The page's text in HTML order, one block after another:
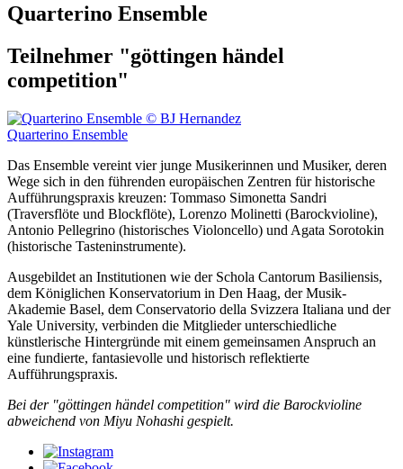
Quarterino Ensemble
Teilnehmer "göttingen händel
competition"
Quarterino Ensemble
Das Ensemble vereint vier junge Musikerinnen und Musiker, deren
Wege sich in den führenden europäischen Zentren für historische
Aufführungspraxis kreuzen: Tommaso Simonetta Sandri
(Traversflöte und Blockflöte), Lorenzo Molinetti (Barockvioline),
Antonio Pellegrino (historisches Violoncello) und Agata Sorotokin
(historische Tasteninstrumente).
Ausgebildet an Institutionen wie der Schola Cantorum Basiliensis,
dem Königlichen Konservatorium in Den Haag, der Musik-
Akademie Basel, dem Conservatorio della Svizzera Italiana und der
Yale University, verbinden die Mitglieder unterschiedliche
künstlerische Hintergründe mit einem gemeinsamen Anspruch an
eine fundierte, fantasievolle und historisch reflektierte
Aufführungspraxis.
Bei der "göttingen händel competition" wird die Barockvioline
abweichend von Miyu Nohashi gespielt.